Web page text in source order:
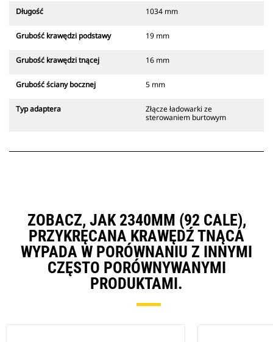
Długość 1034 mm
Grubość krawędzi podstawy 19 mm
Grubość krawędzi tnącej 16 mm
Grubość ściany bocznej 5 mm
Typ adaptera
Złącze ładowarki ze
sterowaniem burtowym
ZOBACZ, JAK 2340MM (92 CALE),
PRZYKRĘCANA KRAWĘDŹ TNĄCA
WYPADA W PORÓWNANIU Z INNYMI
CZĘSTO PORÓWNYWANYMI
PRODUKTAMI.